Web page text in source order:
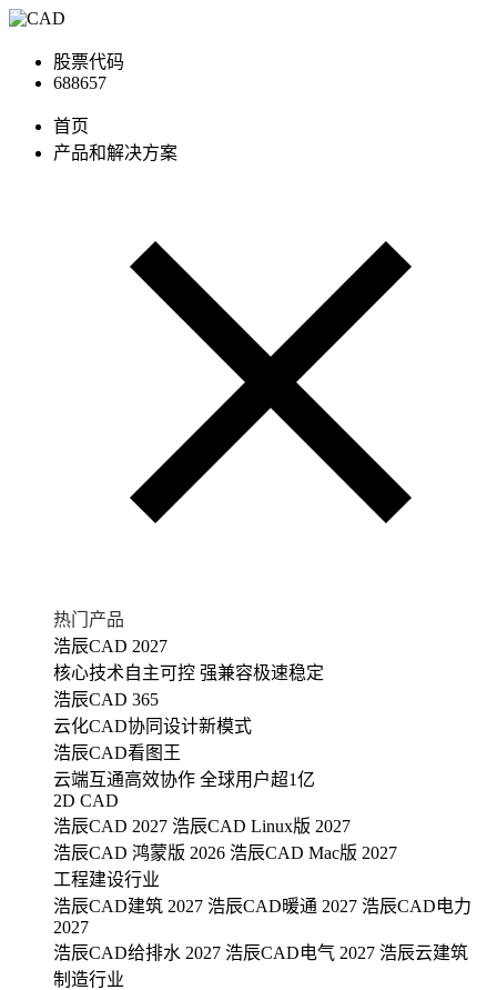
股票代码
688657
首页
产品和解决方案
热门产品
浩辰CAD 2027
核心技术自主可控 强兼容极速稳定
浩辰CAD 365
云化CAD协同设计新模式
浩辰CAD看图王
云端互通高效协作 全球用户超1亿
2D CAD
浩辰CAD 2027 浩辰CAD Linux版 2027
浩辰CAD 鸿蒙版 2026 浩辰CAD Mac版 2027
工程建设行业
浩辰CAD建筑 2027 浩辰CAD暖通 2027 浩辰CAD电力
2027
浩辰CAD给排水 2027 浩辰CAD电气 2027 浩辰云建筑
制造行业